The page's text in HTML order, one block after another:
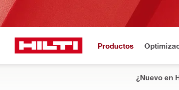
Productos
¿Nuevo en